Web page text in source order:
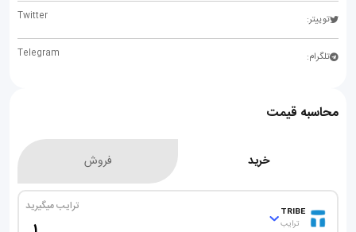
توییتر: Twitter
تلگرام: Telegram
محاسبه قیمت
خرید فروش
TRIBE
ترایب
ترایب میگیرید